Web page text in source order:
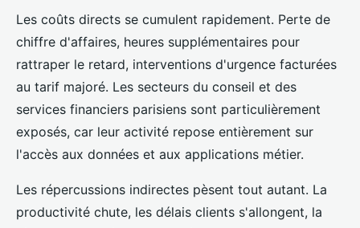
Les coûts directs se cumulent rapidement. Perte de
chiffre d'affaires, heures supplémentaires pour
rattraper le retard, interventions d'urgence facturées
au tarif majoré. Les secteurs du conseil et des
services financiers parisiens sont particulièrement
exposés, car leur activité repose entièrement sur
l'accès aux données et aux applications métier.
Les répercussions indirectes pèsent tout autant. La
productivité chute, les délais clients s'allongent, la